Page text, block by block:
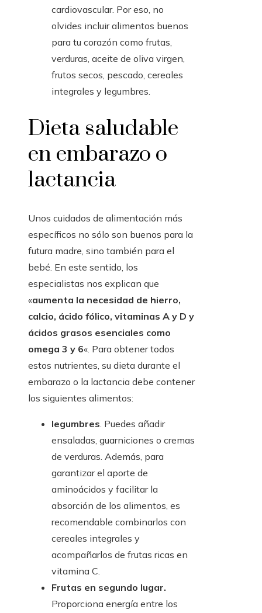
cardiovascular. Por eso, no
olvides incluir alimentos buenos
para tu corazón como frutas,
verduras, aceite de oliva virgen,
frutos secos, pescado, cereales
integrales y legumbres.
Dieta saludable
en embarazo o
lactancia
Unos cuidados de alimentación más
específicos no sólo son buenos para la
futura madre, sino también para el
bebé. En este sentido, los
especialistas nos explican que
«aumenta la necesidad de hierro,
calcio, ácido fólico, vitaminas A y D y
ácidos grasos esenciales como
omega 3 y 6«. Para obtener todos
estos nutrientes, su dieta durante el
embarazo o la lactancia debe contener
los siguientes alimentos:
legumbres . Puedes añadir
ensaladas, guarniciones o cremas
de verduras. Además, para
garantizar el aporte de
aminoácidos y facilitar la
absorción de los alimentos, es
recomendable combinarlos con
cereales integrales y
acompañarlos de frutas ricas en
vitamina C.
Frutas en segundo lugar.
Proporciona energía entre los